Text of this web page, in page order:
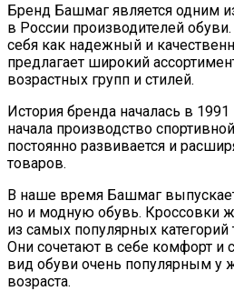
Бренд Башмаг является одним
в России производителей
себя как надежный и
предлагает широкий
возрастных групп и стилей.
История бренда началась в
начала производство
постоянно развивается и
товаров.
В наше время Башмаг
но и модную обувь. Кроссовки
из самых популярных категорий
Они сочетают в себе комфорт и
вид обуви очень популярным у
возраста.